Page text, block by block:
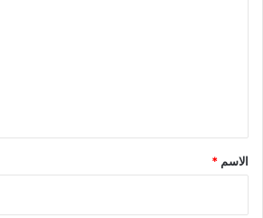
*
الاسم *